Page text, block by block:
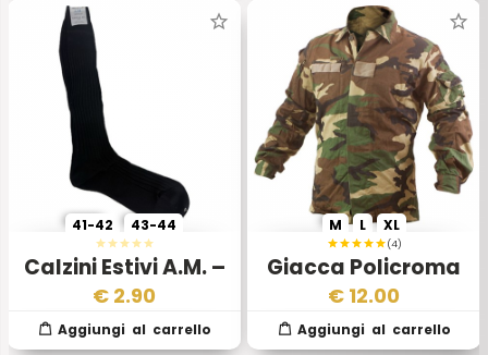
Calzini Estivi A.M. –
Aeronautica
Militare Italiana
41-42 43-44
€ 2.90
(4)
Giacca Policroma
Roma 92
M L XL
€ 12.00